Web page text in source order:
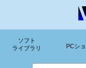
ソフト
ライブラリ
PCシ